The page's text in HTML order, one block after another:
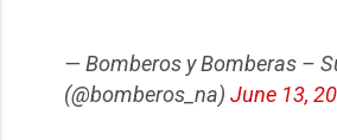
— Bomberos y Bomberas –
(@bomberos_na)June 13,